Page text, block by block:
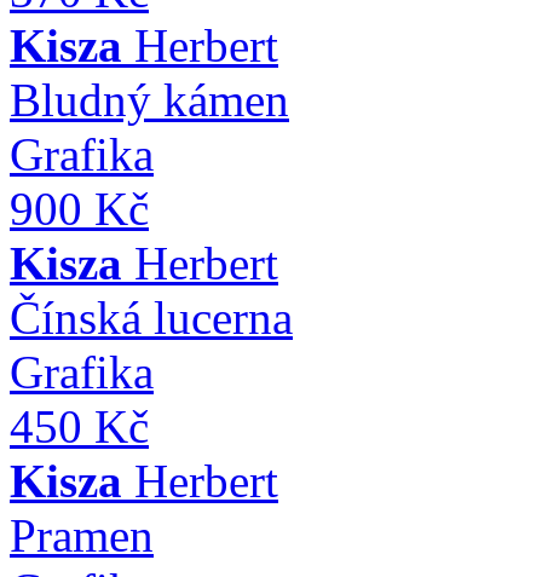
Kisza Herbert
Bludný kámen
Grafika
900 Kč
Kisza Herbert
Čínská lucerna
Grafika
450 Kč
Kisza Herbert
Pramen